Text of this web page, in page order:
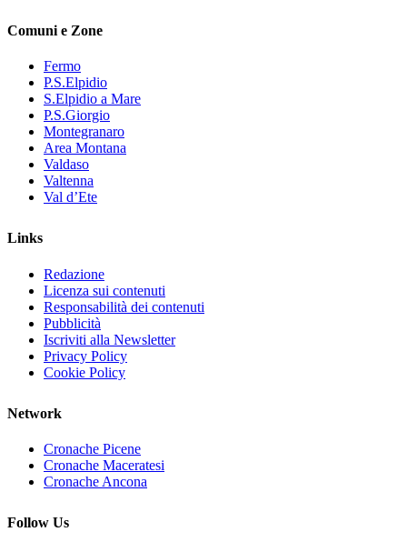
Comuni e Zone
Fermo
P.S.Elpidio
S.Elpidio a Mare
P.S.Giorgio
Montegranaro
Area Montana
Valdaso
Valtenna
Val d’Ete
Links
Redazione
Licenza sui contenuti
Responsabilità dei contenuti
Pubblicità
Iscriviti alla Newsletter
Privacy Policy
Cookie Policy
Network
Cronache Picene
Cronache Maceratesi
Cronache Ancona
Follow Us